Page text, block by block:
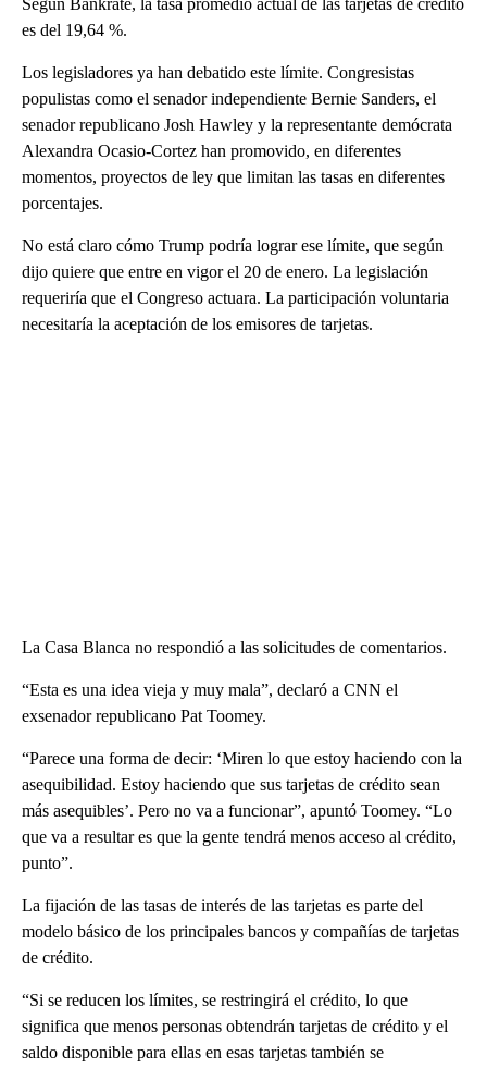
Según Bankrate, la tasa promedio actual de las tarjetas de crédito
es del 19,64 %.
Los legisladores ya han debatido este límite. Congresistas
populistas como el senador independiente Bernie Sanders, el
senador republicano Josh Hawley y la representante demócrata
Alexandra Ocasio-Cortez han promovido, en diferentes
momentos, proyectos de ley que limitan las tasas en diferentes
porcentajes.
No está claro cómo Trump podría lograr ese límite, que según
dijo quiere que entre en vigor el 20 de enero. La legislación
requeriría que el Congreso actuara. La participación voluntaria
necesitaría la aceptación de los emisores de tarjetas.
La Casa Blanca no respondió a las solicitudes de comentarios.
“Esta es una idea vieja y muy mala”, declaró a CNN el
exsenador republicano Pat Toomey.
“Parece una forma de decir: ‘Miren lo que estoy haciendo con la
asequibilidad. Estoy haciendo que sus tarjetas de crédito sean
más asequibles’. Pero no va a funcionar”, apuntó Toomey. “Lo
que va a resultar es que la gente tendrá menos acceso al crédito,
punto”.
La fijación de las tasas de interés de las tarjetas es parte del
modelo básico de los principales bancos y compañías de tarjetas
de crédito.
“Si se reducen los límites, se restringirá el crédito, lo que
significa que menos personas obtendrán tarjetas de crédito y el
saldo disponible para ellas en esas tarjetas también se